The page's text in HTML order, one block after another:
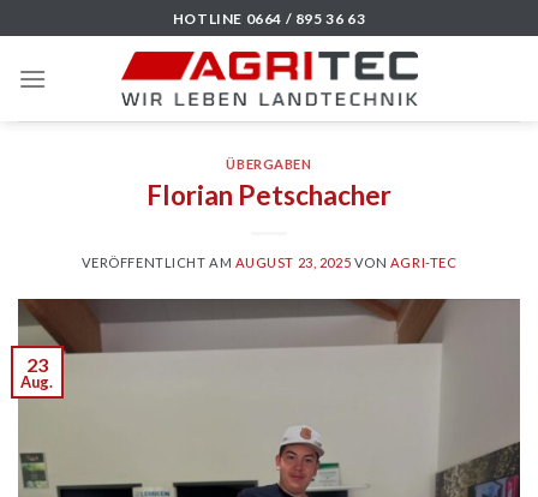
to
content
HOTLINE 0664 / 895 36 63
ÜBERGABEN
Florian Petschacher
VERÖFFENTLICHT AM AUGUST 23, 2025 VON AGRI-TEC
23
Aug.